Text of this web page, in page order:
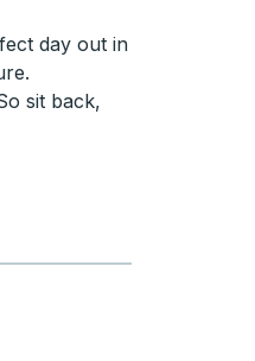
day out in
sit back,
Boston
et depuis Toronto